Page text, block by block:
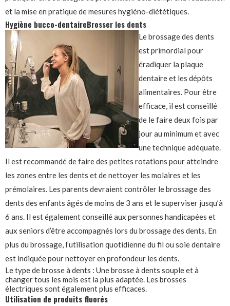
et la mise en pratique de mesures hygiéno-diététiques.
Hygiène bucco-dentaireBrosser les dents
Le brossage des dents
est primordial pour
éradiquer la plaque
dentaire et les dépôts
alimentaires. Pour être
efficace, il est conseillé
de le faire deux fois par
jour au minimum et avec
une technique adéquate.
Il est recommandé de faire des petites rotations pour atteindre
les zones entre les dents et de nettoyer les molaires et les
prémolaires. Les parents devraient contrôler le brossage des
dents des enfants âgés de moins de 3 ans et le superviser jusqu’à
6 ans. Il est également conseillé aux personnes handicapées et
aux seniors d’être accompagnés lors du brossage des dents. En
plus du brossage, l’utilisation quotidienne du fil ou soie dentaire
est indiquée pour nettoyer en profondeur les dents.
Le type de brosse à dents : Une brosse à dents souple et à
changer tous les mois est la plus adaptée. Les brosses
électriques sont également plus efficaces.
Utilisation de produits fluorés